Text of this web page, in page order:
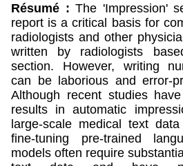
Résumé : The 'Impression'
report is a critical basis for
radiologists and other
written by radiologists
section. However, writing
can be laborious and error-
Although recent studies
results in automatic
large-scale medical text
fine-tuning pre-trained
models often require